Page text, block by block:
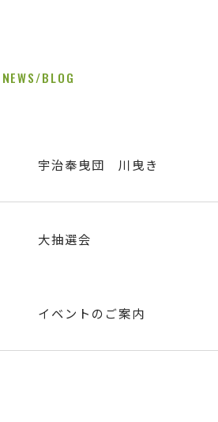
NEWS/BLOG
宇治奉曳団 川曳き
大抽選会
イベントのご案内